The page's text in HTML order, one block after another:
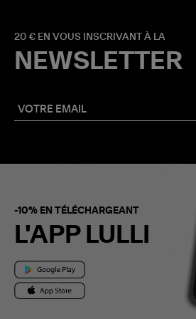
20 € EN VOUS INSCRIVANT À LA
NEWSLETTER
-10% EN TÉLÉCHARGEANT
L'APP LULLI